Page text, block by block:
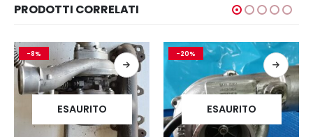
PRODOTTI CORRELATI
-8%
ESAURITO
-20%
ESAURITO